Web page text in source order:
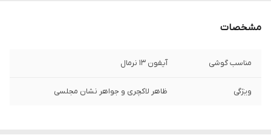
مشخصات
مناسب گوشی آیفون 13 نرمال
ویژگی ظاهر لاکچری و جواهر نشان مجلسی